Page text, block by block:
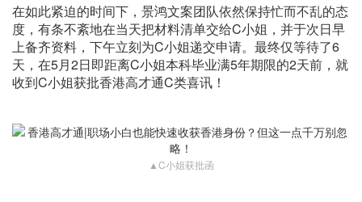
在如此紧迫的时间下，景鸿文案团队依然保持忙而不乱的态
度，有条不紊地在当天把材料清单交给C小姐，并于次日早
上备齐资料，下午立刻为C小姐递交申请。最终仅等待了6
天，在5月2日即距离C小姐本科毕业满5年期限的2天前，就
收到C小姐获批香港高才通C类喜讯！
▲C小姐获批函